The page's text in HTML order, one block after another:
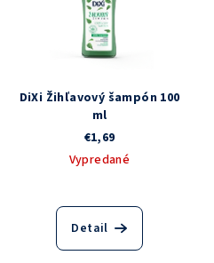
DiXi Žihľavový šampón 100
ml
€1,69
Vypredané
Detail